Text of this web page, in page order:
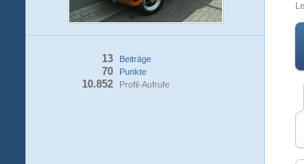
Beiträge
13
Punkte
70
Profil-Aufrufe
10.852